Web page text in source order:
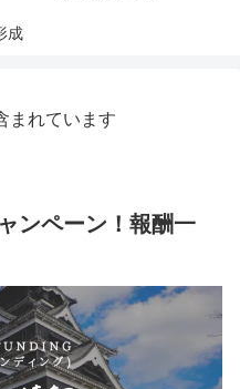
成
まれています
ンペーン！報酬一